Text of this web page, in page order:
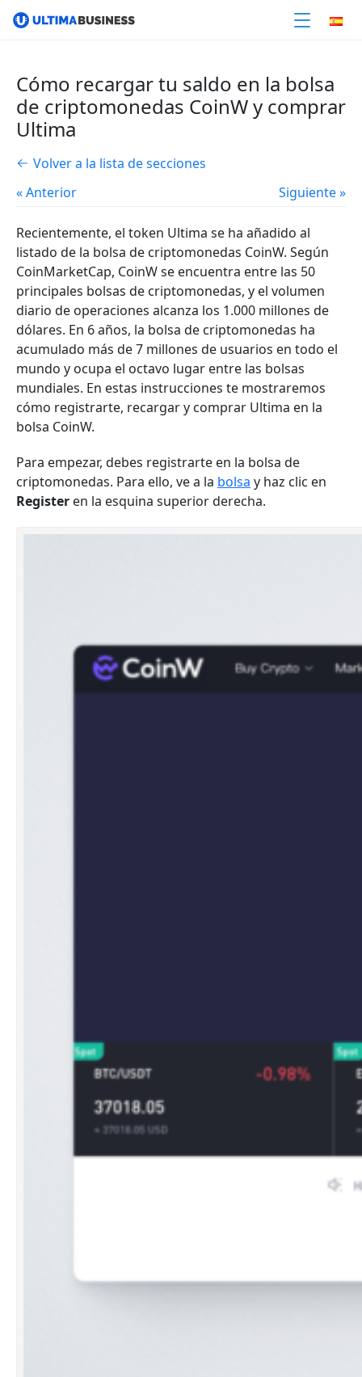
Cómo recargar tu saldo en la bolsa
de criptomonedas CoinW y comprar
Ultima
Volver a la lista de secciones
« Anterior
Siguiente »
Recientemente, el token Ultima se ha añadido al
listado de la bolsa de criptomonedas CoinW. Según
CoinMarketCap, CoinW se encuentra entre las 50
principales bolsas de criptomonedas, y el volumen
diario de operaciones alcanza los 1.000 millones de
dólares. En 6 años, la bolsa de criptomonedas ha
acumulado más de 7 millones de usuarios en todo el
mundo y ocupa el octavo lugar entre las bolsas
mundiales. En estas instrucciones te mostraremos
cómo registrarte, recargar y comprar Ultima en la
bolsa CoinW.
Para empezar, debes registrarte en la bolsa de
criptomonedas. Para ello, ve a la bolsa y haz clic en
Register en la esquina superior derecha.